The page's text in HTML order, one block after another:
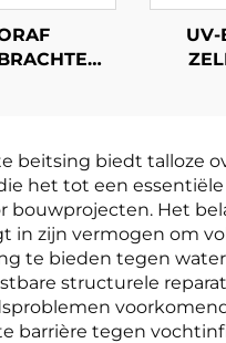
UV-
beitsing biedt talloze
het tot een
bouwprojecten. Het
in zijn vermogen om
te bieden tegen water
structurele
barrière tegen